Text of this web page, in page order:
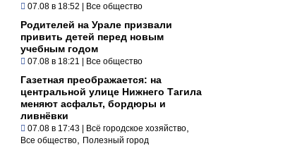
07.08 в 18:52 | Все общество
Родителей на Урале призвали
привить детей перед новым
учебным годом
07.08 в 18:21 | Все общество
Газетная преображается: на
центральной улице Нижнего Тагила
меняют асфальт, бордюры и
ливнёвки
07.08 в 17:43 | Всё городское хозяйство
Все общество Полезный город